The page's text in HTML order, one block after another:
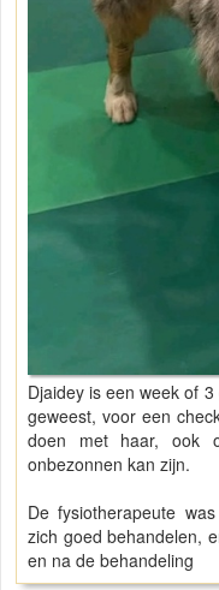
Djaidey is een week of
geweest, voor een
doen met haar, ook
onbezonnen kan zijn.
De fysiotherapeute
zich goed behandelen,
en na de behandeling